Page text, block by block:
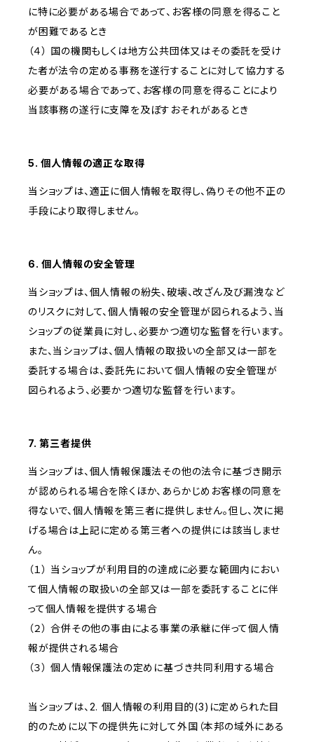
に特に必要がある場合であって、お客様の同意を得ること
が困難であるとき
（４） 国の機関もしくは地方公共団体又はその委託を受け
た者が法令の定める事務を遂行することに対して協力する
必要がある場合であって、お客様の同意を得ることにより
当該事務の遂行に支障を及ぼすおそれがあるとき
5. 個人情報の適正な取得
当ショップは、適正に個人情報を取得し、偽りその他不正の
手段により取得しません。
6. 個人情報の安全管理
当ショップは、個人情報の紛失、破壊、改ざん及び漏洩など
のリスクに対して、個人情報の安全管理が図られるよう、当
ショップの従業員に対し、必要かつ適切な監督を行います。
また、当ショップは、個人情報の取扱いの全部又は一部を
委託する場合は、委託先において個人情報の安全管理が
図られるよう、必要かつ適切な監督を行います。
7. 第三者提供
当ショップは、個人情報保護法その他の法令に基づき開示
が認められる場合を除くほか、あらかじめお客様の同意を
得ないで、個人情報を第三者に提供しません。但し、次に掲
げる場合は上記に定める第三者への提供には該当しませ
ん。
（１） 当ショップが利用目的の達成に必要な範囲内におい
て個人情報の取扱いの全部又は一部を委託することに伴
って個人情報を提供する場合
（２） 合併その他の事由による事業の承継に伴って個人情
報が提供される場合
（３） 個人情報保護法の定めに基づき共同利用する場合
当ショップは、2. 個人情報の利用目的(3)に定められた目
的のために以下の提供先に対して外国（本邦の域外にある